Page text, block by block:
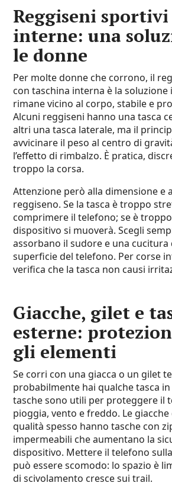
Reggiseni sportivi
interne: una
le donne
Per molte donne che corrono, il
con taschina interna è la soluzione
rimane vicino al corpo, stabile e
Alcuni reggiseni hanno una tasca
altri una tasca laterale, ma il
avvicinare il peso al centro di
l’effetto di rimbalzo. È pratica,
troppo la corsa.
Attenzione però alla dimensione e
reggiseno. Se la tasca è troppo
comprimere il telefono; se è
dispositivo si muoverà. Scegli
assorbano il sudore e una cucitura
superficie del telefono. Per corse
verifica che la tasca non causi
Giacche, gilet e
esterne:
gli elementi
Se corri con una giacca o un gilet
probabilmente hai qualche tasca
tasche sono utili per proteggere il
pioggia, vento e freddo. Le
qualità spesso hanno tasche con
impermeabili che aumentano la
dispositivo. Mettere il telefono
può essere scomodo: lo spazio è
di scivolamento cresce sui trail.